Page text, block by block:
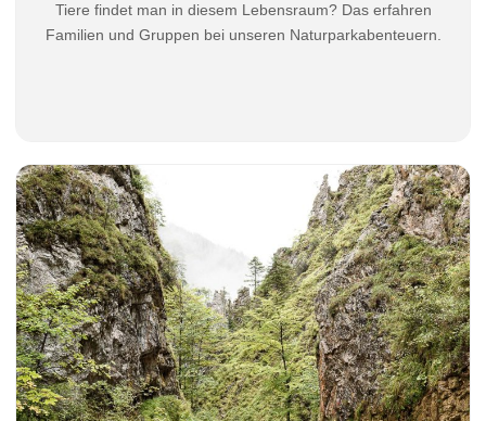
Tiere findet man in diesem Lebensraum? Das erfahren
Familien und Gruppen bei unseren Naturparkabenteuern.